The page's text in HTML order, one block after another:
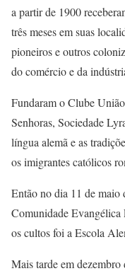
a partir de 1900
três meses em suas
pioneiros e outros
do comércio e da
Fundaram o Clube
Senhoras, Sociedade
língua alemã e as
os imigrantes católicos
Então no dia 11 de maio
Comunidade Evangélica
os cultos foi a Escola
Mais tarde em